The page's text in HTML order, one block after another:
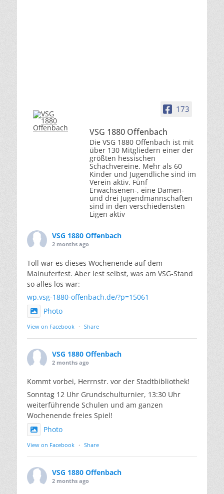
173
VSG 1880 Offenbach
Die VSG 1880 Offenbach ist mit
über 130 Mitgliedern einer der
größten hessischen
Schachvereine. Mehr als 60
Kinder und Jugendliche sind im
Verein aktiv. Fünf
Erwachsenen-, eine Damen-
und drei Jugendmannschaften
sind in den verschiedensten
Ligen aktiv
VSG 1880 Offenbach
2 months ago
Toll war es dieses Wochenende auf dem
Mainuferfest. Aber lest selbst, was am VSG-Stand
so alles los war:
wp.vsg-1880-offenbach.de/?p=15061
Photo
View on Facebook · Share
VSG 1880 Offenbach
2 months ago
Kommt vorbei, Herrnstr. vor der Stadtbibliothek!
Sonntag 12 Uhr Grundschulturnier, 13:30 Uhr
weiterführende Schulen und am ganzen
Wochenende freies Spiel!
Photo
View on Facebook · Share
VSG 1880 Offenbach
2 months ago